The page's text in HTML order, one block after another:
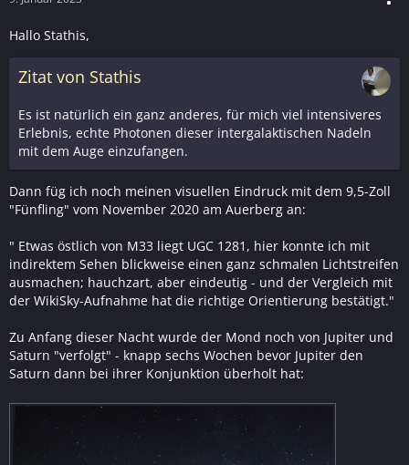
Hallo Stathis,
Zitat von Stathis
Es ist natürlich ein ganz anderes, für mich viel intensiveres
Erlebnis, echte Photonen dieser intergalaktischen Nadeln
mit dem Auge einzufangen.
Dann füg ich noch meinen visuellen Eindruck mit dem 9,5-Zoll
"Fünfling" vom November 2020 am Auerberg an:
" Etwas östlich von M33 liegt UGC 1281, hier konnte ich mit
indirektem Sehen blickweise einen ganz schmalen Lichtstreifen
ausmachen; hauchzart, aber eindeutig - und der Vergleich mit
der WikiSky-Aufnahme hat die richtige Orientierung bestätigt."
Zu Anfang dieser Nacht wurde der Mond noch von Jupiter und
Saturn "verfolgt" - knapp sechs Wochen bevor Jupiter den
Saturn dann bei ihrer Konjunktion überholt hat: